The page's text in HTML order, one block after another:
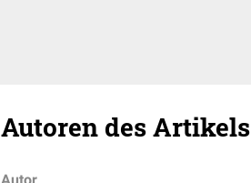
Autoren des Artikels